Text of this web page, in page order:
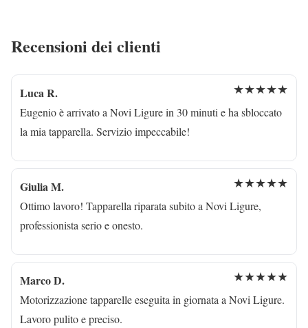
Recensioni dei clienti
Luca R. ★★★★★
Eugenio è arrivato a Novi Ligure in 30 minuti e ha sbloccato
la mia tapparella. Servizio impeccabile!
Giulia M. ★★★★★
Ottimo lavoro! Tapparella riparata subito a Novi Ligure,
professionista serio e onesto.
Marco D. ★★★★★
Motorizzazione tapparelle eseguita in giornata a Novi Ligure.
Lavoro pulito e preciso.